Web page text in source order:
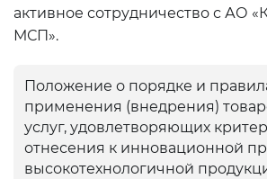
активное сотрудничество с АО
МСП».
Положение о порядке и
применения (внедрения)
услуг, удовлетворяющих
отнесения к инновационной
высокотехнологичной